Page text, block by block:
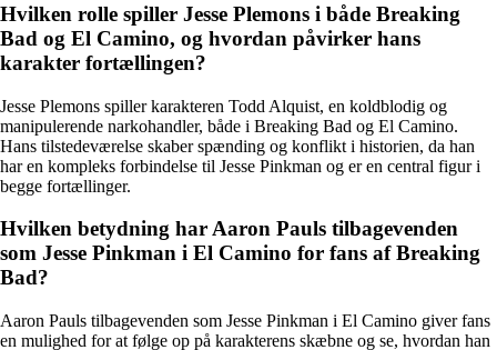
Hvilken rolle spiller Jesse Plemons i både Breaking
Bad og El Camino, og hvordan påvirker hans
karakter fortællingen?
Jesse Plemons spiller karakteren Todd Alquist, en koldblodig og
manipulerende narkohandler, både i Breaking Bad og El Camino.
Hans tilstedeværelse skaber spænding og konflikt i historien, da han
har en kompleks forbindelse til Jesse Pinkman og er en central figur i
begge fortællinger.
Hvilken betydning har Aaron Pauls tilbagevenden
som Jesse Pinkman i El Camino for fans af Breaking
Bad?
Aaron Pauls tilbagevenden som Jesse Pinkman i El Camino giver fans
en mulighed for at følge op på karakterens skæbne og se, hvordan han